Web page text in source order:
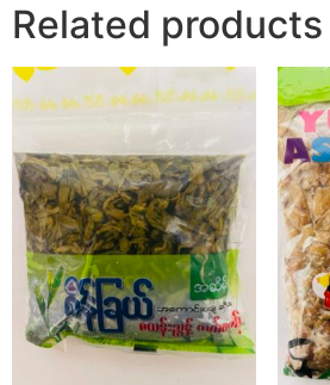
Related products